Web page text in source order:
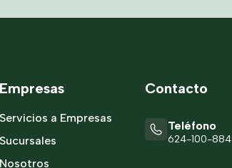
Empresas
Servicios a Empresas
Sucursales
Nosotros
Contacto
Teléfono
624-100-